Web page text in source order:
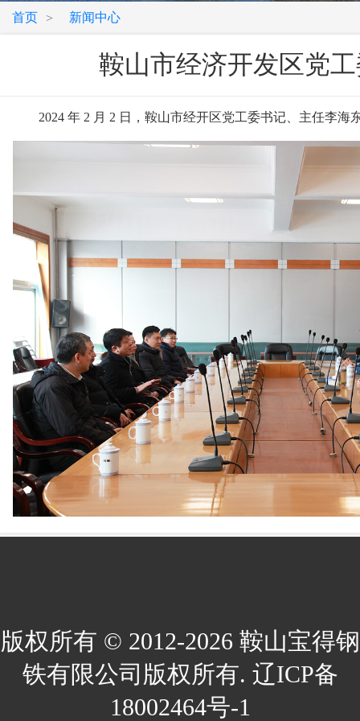
首页 > 新闻中心
鞍山市经济开发区党
2024 年 2 月 2 日，鞍山市经开区党工委书记、主任李海
版权所有 © 2012-2026 鞍山宝得钢
铁有限公司版权所有. 辽ICP备
18002464号-1